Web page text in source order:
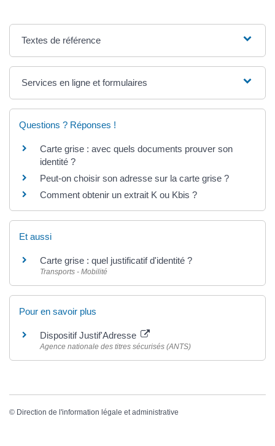
Textes de référence
Services en ligne et formulaires
Questions ? Réponses !
Carte grise : avec quels documents prouver son
identité ?
Peut-on choisir son adresse sur la carte grise ?
Comment obtenir un extrait K ou Kbis ?
Et aussi
Carte grise : quel justificatif d'identité ?
Transports - Mobilité
Pour en savoir plus
Dispositif Justif'Adresse
Agence nationale des titres sécurisés (ANTS)
© Direction de l'information légale et administrative